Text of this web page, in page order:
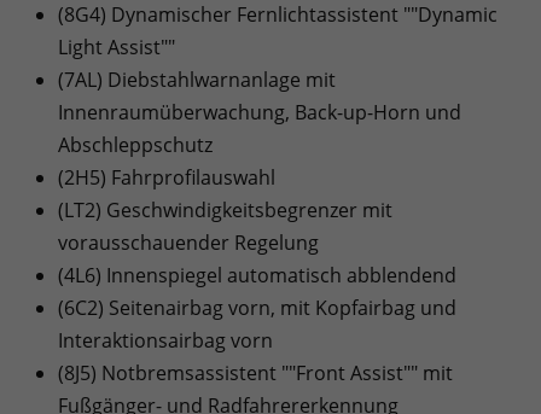
(8G4) Dynamischer Fernlichtassistent ""Dynamic
Light Assist""
(7AL) Diebstahlwarnanlage mit
Innenraumüberwachung, Back-up-Horn und
Abschleppschutz
(2H5) Fahrprofilauswahl
(LT2) Geschwindigkeitsbegrenzer mit
vorausschauender Regelung
(4L6) Innenspiegel automatisch abblendend
(6C2) Seitenairbag vorn, mit Kopfairbag und
Interaktionsairbag vorn
(8J5) Notbremsassistent ""Front Assist"" mit
Fußgänger- und Radfahrererkennung